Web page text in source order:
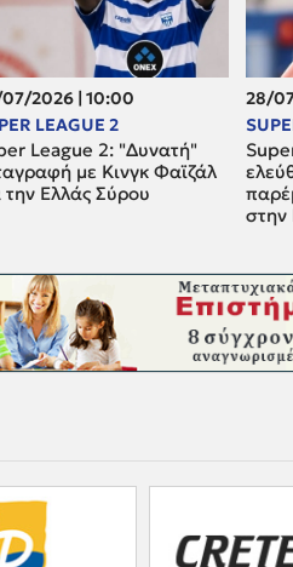
2026 | 10:00
LEAGUE 2
League 2: "Δυνατή"
με Κινγκ Φαϊζάλ
την Ελλάς Σύρου
28/
στην